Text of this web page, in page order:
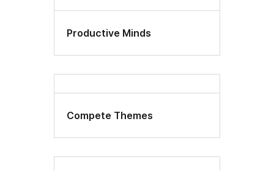
Productive Minds
Compete Themes